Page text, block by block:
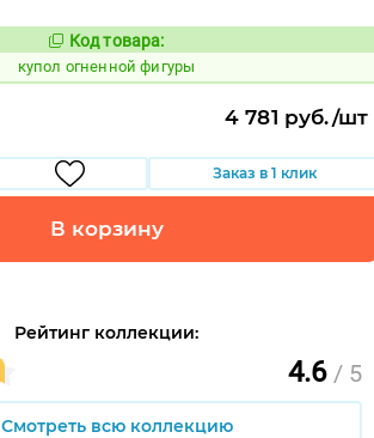
Код:
852115
Код товара:
купол огненной фигуры
4 781 руб./шт
Заказ в 1 клик
В корзину
Рейтинг коллекции:
4.6 / 5
Смотреть всю коллекцию